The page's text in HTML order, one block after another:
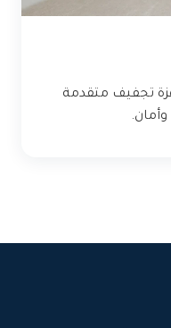
تجفيف متقدمة